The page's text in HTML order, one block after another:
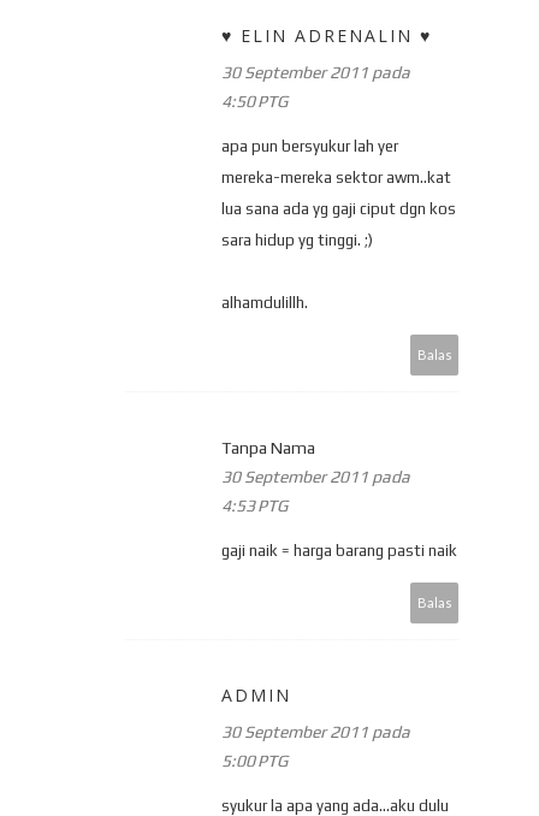
♥ ELIN ADRENALIN ♥
30 September 2011 pada
4:50 PTG
apa pun bersyukur lah yer
mereka-mereka sektor awm..kat
lua sana ada yg gaji ciput dgn kos
sara hidup yg tinggi. ;)
alhamdulillh.
Balas
Tanpa Nama
30 September 2011 pada
4:53 PTG
gaji naik = harga barang pasti naik
Balas
ADMIN
30 September 2011 pada
5:00 PTG
syukur la apa yang ada...aku dulu